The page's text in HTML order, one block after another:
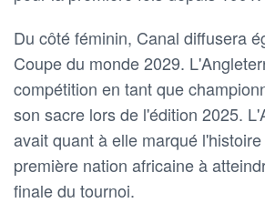
Du côté féminin, Canal diffusera
Coupe du monde 2029.
compétition en tant que
son sacre lors de l'édition 2025.
avait quant à elle marqué
première nation africaine à
finale du tournoi.